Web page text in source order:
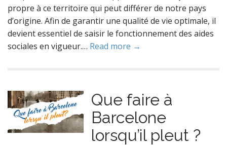
propre à ce territoire qui peut différer de notre pays
d’origine. Afin de garantir une qualité de vie optimale, il
devient essentiel de saisir le fonctionnement des aides
sociales en vigueur.… Read more →
Que faire à
Barcelone
lorsqu’il pleut ?